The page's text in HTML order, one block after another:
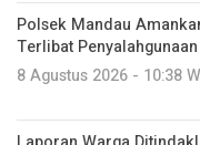
Polsek Mandau
Terlibat
8 Agustus 2026 - 10:38